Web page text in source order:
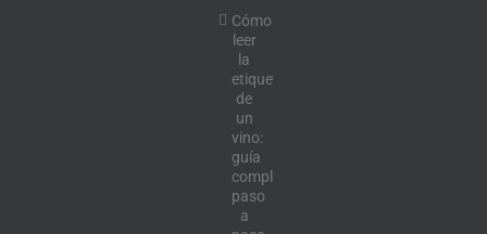
Cómo
leer
la
etiqueta
de
un
vino:
guía
completa
paso
a